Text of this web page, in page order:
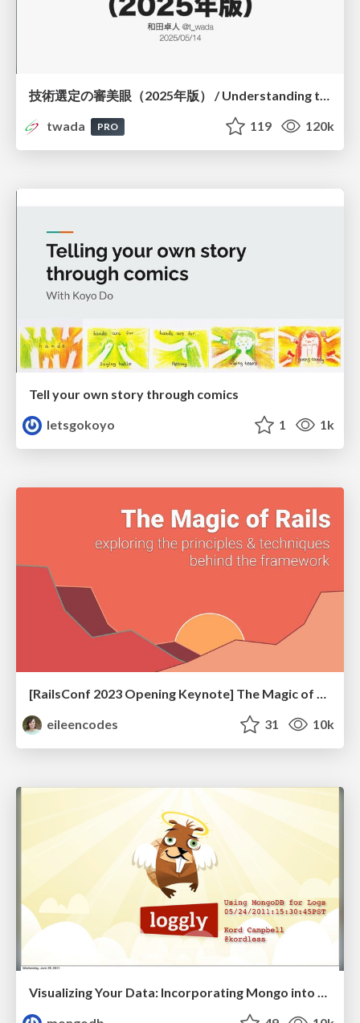
技術選定の審美眼（2025年版） / Understanding the Spiral of Technologies 2025 edition
twada
PRO 119 120k
Tell your own story through comics
letsgokoyo
1 1k
[RailsConf 2023 Opening Keynote] The Magic of Rails
eileencodes
31 10k
Visualizing Your Data: Incorporating Mongo into Loggly Infrastructure